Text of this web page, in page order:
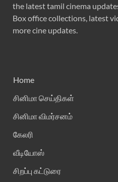
the latest tamil cinema
Box office collections, latest
more cine updates.
Home
சினிமா செய்திகள்
சினிமா விமர்சனம்
கேலரி
வீடியோஸ்
சிறப்பு கட்டுரை